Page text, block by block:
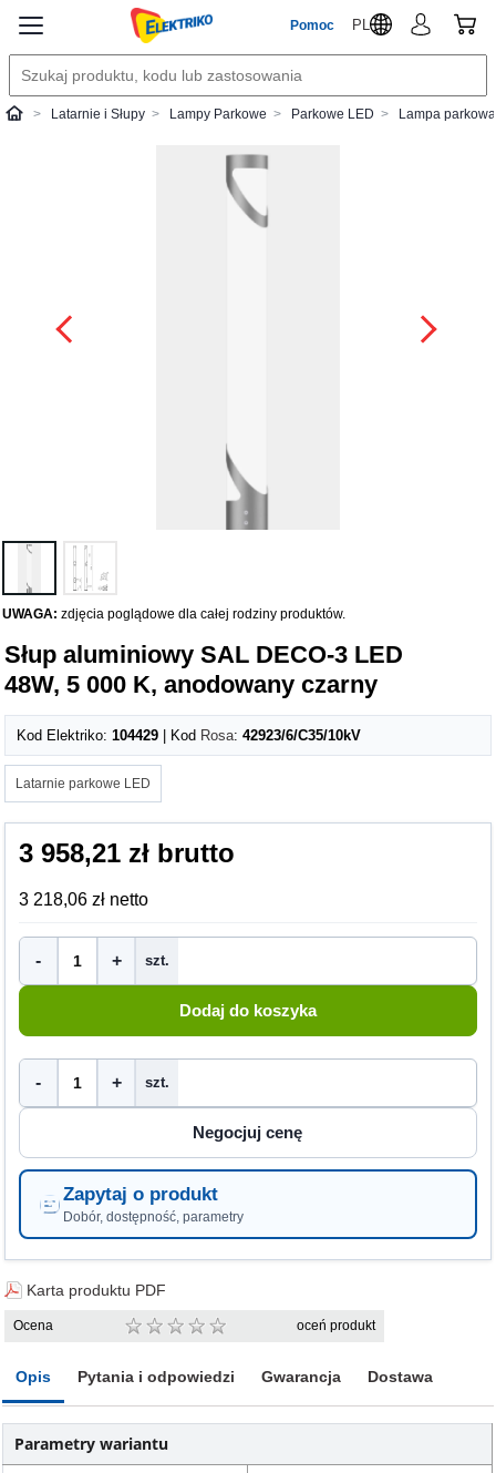
Pomoc PL
ElektrikoLatarnie i Słupy Lampy Parkowe Parkowe LED Lampa
UWAGA: zdjęcia poglądowe dla całej rodziny produktów.
Słup aluminiowy SAL DECO-3 LED
48W, 5 000 K, anodowany czarny
Kod Elektriko:104429 | Kod Rosa:42923/6/C35/10kV
Latarnie parkowe LED
3 958,21 zł brutto
3 218,06 zł netto
- + szt.
- + szt.
Zapytaj o produkt
Dobór, dostępność, parametry
Karta produktu PDF
Ocena oceń produkt
Opis Pytania i odpowiedzi Gwarancja Dostawa
Parametry wariantu